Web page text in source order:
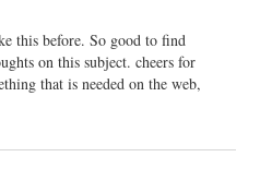
this before. So good to find
on this subject. cheers for
that is needed on the web,